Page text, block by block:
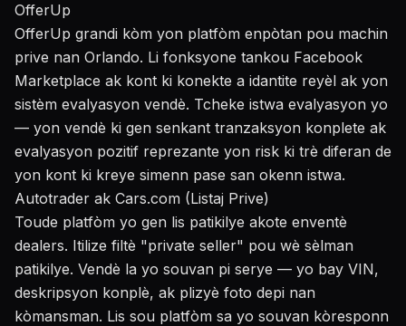
OfferUp
OfferUp grandi kòm yon platfòm enpòtan pou machin
prive nan Orlando. Li fonksyone tankou Facebook
Marketplace ak kont ki konekte a idantite reyèl ak yon
sistèm evalyasyon vendè. Tcheke istwa evalyasyon yo
— yon vendè ki gen senkant tranzaksyon konplete ak
evalyasyon pozitif reprezante yon risk ki trè diferan de
yon kont ki kreye simenn pase san okenn istwa.
Autotrader ak Cars.com (Listaj Prive)
Toude platfòm yo gen lis patikilye akote enventè
dealers. Itilize filtè "private seller" pou wè sèlman
patikilye. Vendè la yo souvan pi serye — yo bay VIN,
deskripsyon konplè, ak plizyè foto depi nan
kòmansman. Lis sou platfòm sa yo souvan kòresponn